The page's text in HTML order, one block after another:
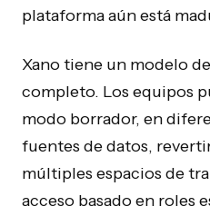
plataforma aún está
Xano tiene un modelo
completo. Los equipos
modo borrador, en
fuentes de datos,
múltiples espacios de
acceso basado en roles